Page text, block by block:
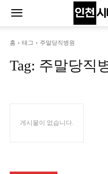
홈 태그 주말당직병원
Tag: 주말당직
게시물이 없습니다.